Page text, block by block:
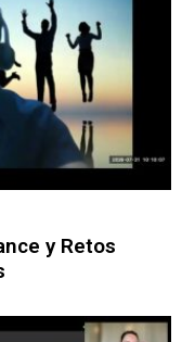
y Retos